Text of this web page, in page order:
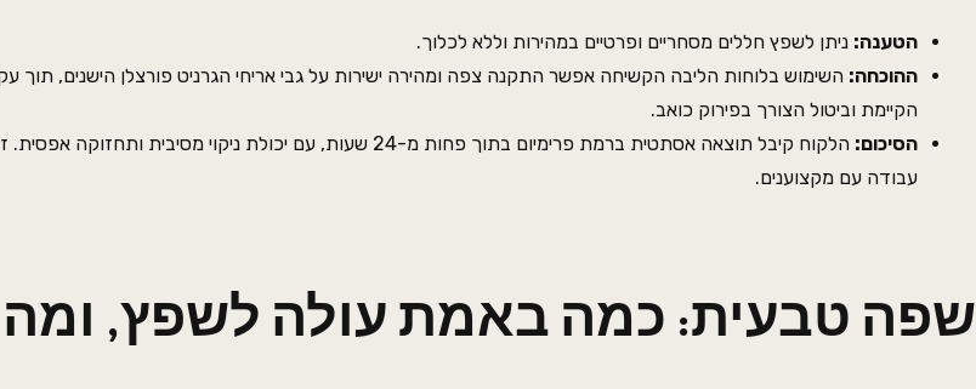
הטענה: ניתן לשפץ חללים מסחריים ופרטיים במהירות וללא לכלוך.
ההוכחה: השימוש בלוחות הליבה הקשיחה אפשר התקנה צפה ומהירה ישירות על גבי אריחי הגרניט פורצלן הישנים, תוך
הקיימת וביטול הצורך בפירוק כואב.
הסיכום:
הלקוח קיבל תוצאה אסתטית ברמת פרימיום בתוך פחות מ-24 שעות, עם יכולת ניקוי
עבודה עם מקצוענים.
שפה טבעית: כמה באמת עולה לשפץ,